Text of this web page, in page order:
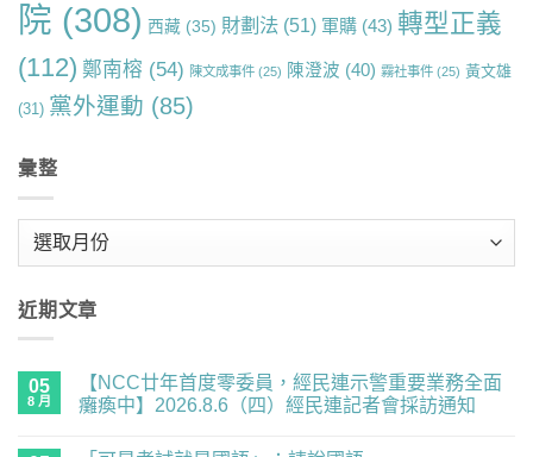
院 (308) 西藏 (35) 財劃法 (51) 軍購 (43) 轉型正義
(112) 鄭南榕 (54) 陳文成事件 (25) 陳澄波 (40) 霧社事件 (25) 黃文雄
(31) 黨外運動 (85)
彙整
近期文章
05
8 月
【NCC廿年首度零委員，經民連示警重要業務全面
癱瘓中】2026.8.6（四）經民連記者會採訪通知